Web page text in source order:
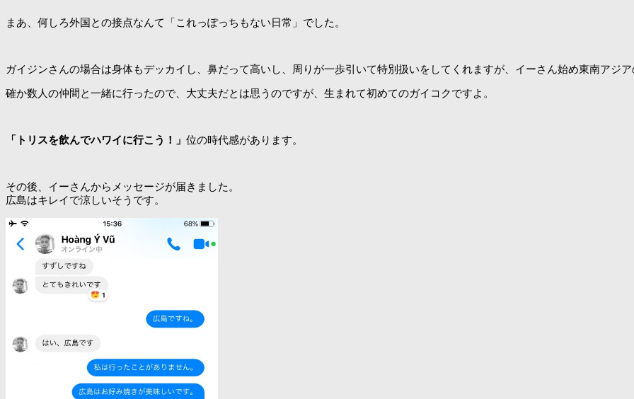
まあ、何しろ外国との接点なんて「これっぽっちもない日常」でした。
ガイジンさんの場合は身体もデッカイし、鼻だって高いし、周りが一歩引いて特別扱いをしてくれますが、イーさん始め東南アジア
確か数人の仲間と一緒に行ったので、大丈夫だとは思うのですが、生まれて初めてのガイコクですよ。
「トリスを飲んでハワイに行こう！」 位の時代感があります。
その後、イーさんからメッセージが届きました。
広島はキレイで涼しいそうです。